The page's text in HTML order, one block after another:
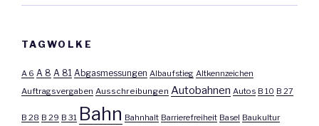
TAGWOLKE
A 6 A 8 A 81 Abgasmessungen Albaufstieg Altkennzeichen
Auftragsvergaben Ausschreibungen Autobahnen Autos B 10 B 27
B 28 B 29 B 31 Bahn Bahnhalt Barrierefreiheit Basel Baukultur